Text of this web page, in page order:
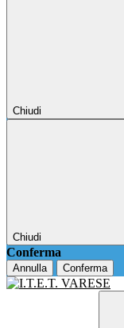
Chiudi
Chiudi
Conferma
Annulla Conferma